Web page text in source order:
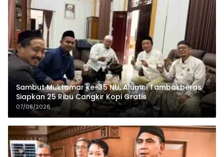
Sambut Muktamar ke-35 NU, Alumni Tambakberas
Siapkan 25 Ribu Cangkir Kopi Gratis
07/08/2026